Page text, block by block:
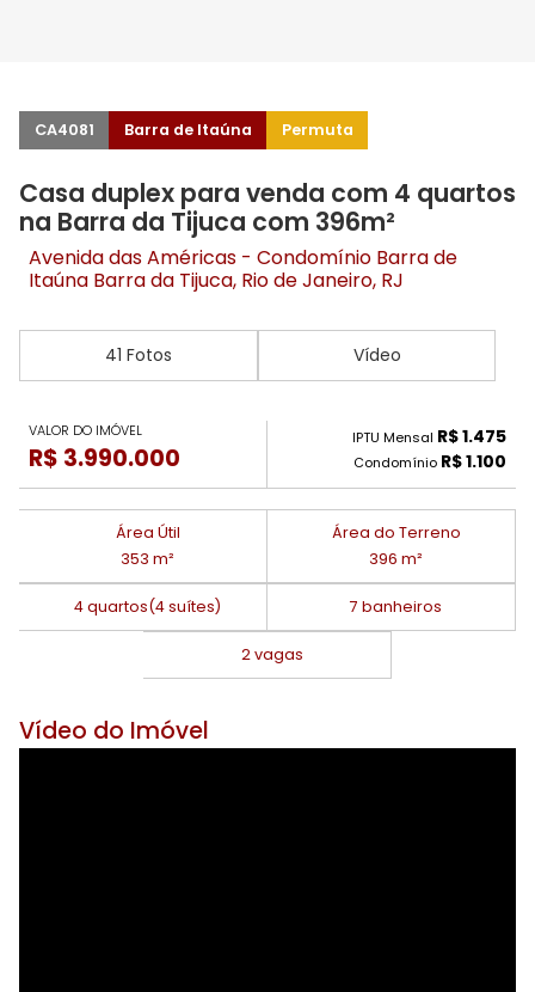
CA4081 Barra de Itaúna Permuta
Casa duplex para venda com 4 quartos
na Barra da Tijuca com 396m²
Avenida das Américas - Condomínio Barra de
Itaúna Barra da Tijuca, Rio de Janeiro, RJ
41 Fotos Vídeo
VALOR DO IMÓVEL
R$ 3.990.000
IPTU Mensal R$ 1.475
Condomínio R$ 1.100
Área Útil
353 m²
Área do Terreno
396 m²
4 quartos(4 suítes) 7 banheiros
2 vagas
Vídeo do Imóvel